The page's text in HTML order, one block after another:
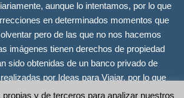
aunque lo intentamos, por lo que
en determinados momentos que
pero de las que no nos hacemos
imágenes tienen derechos de propiedad
sido obtenidas de un banco privado de
por Ideas para Viajar, por lo que
reservados. Se incluyen únicamente
y de terceros para analizar nuestros